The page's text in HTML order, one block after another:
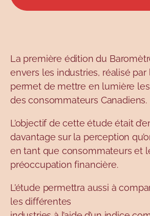
La première édition du
envers les industries, réalisé par
permet de mettre en lumière
des consommateurs Canadiens.
L’objectif de cette étude était
davantage sur la perception
en tant que consommateurs et
préoccupation financière.
L’étude permettra aussi à
les différentes